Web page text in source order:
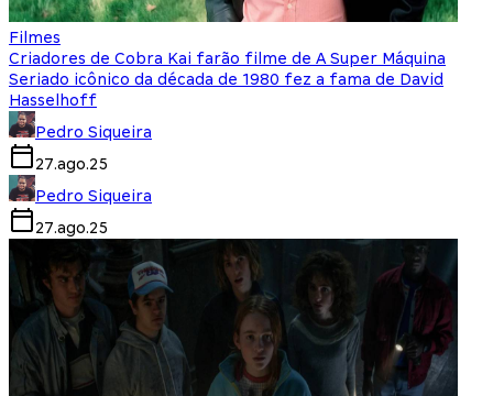
Filmes
Criadores de Cobra Kai farão filme de A Super Máquina
Seriado icônico da década de 1980 fez a fama de David
Hasselhoff
Pedro Siqueira
27.ago.25
Pedro Siqueira
27.ago.25